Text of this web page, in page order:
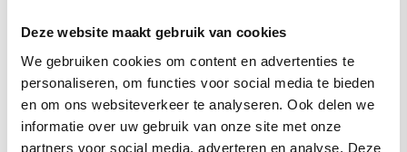
Deze website maakt gebruik van cookies
We gebruiken cookies om content en advertenties te
personaliseren, om functies voor social media te bieden
en om ons websiteverkeer te analyseren. Ook delen we
informatie over uw gebruik van onze site met onze
partners voor social media, adverteren en analyse. Deze
boven het bodemoppervlak - dat door plaatselijke
factoren afwijkt van het klimaat in de rest van het
gebied.
Edelherten maken bijvoorbeeld zogenaamde